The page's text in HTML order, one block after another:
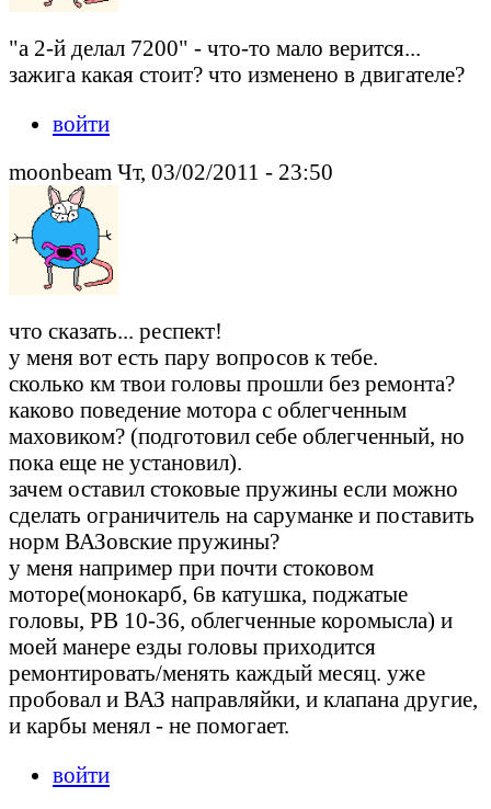
"а 2-й делал 7200" - что-то мало верится...
зажига какая стоит? что изменено в двигателе?
войти
moonbeam Чт, 03/02/2011 - 23:50
что сказать... респект!
у меня вот есть пару вопросов к тебе.
сколько км твои головы прошли без ремонта?
каково поведение мотора с облегченным
маховиком? (подготовил себе облегченный, но
пока еще не установил).
зачем оставил стоковые пружины если можно
сделать ограничитель на саруманке и поставить
норм ВАЗовские пружины?
у меня например при почти стоковом
моторе(монокарб, 6в катушка, поджатые
головы, РВ 10-36, облегченные коромысла) и
моей манере езды головы приходится
ремонтировать/менять каждый месяц. уже
пробовал и ВАЗ направляйки, и клапана другие,
и карбы менял - не помогает.
войти